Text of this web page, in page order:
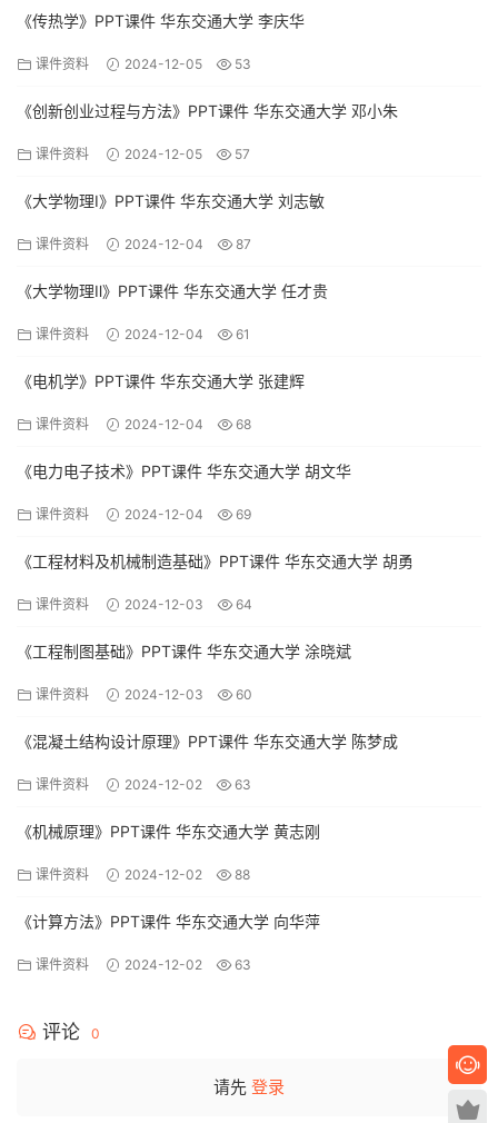
《传热学》PPT课件 华东交通大学 李庆华
课件资料 2024-12-05 53
《创新创业过程与方法》PPT课件 华东交通大学 邓小朱
课件资料 2024-12-05 57
《大学物理Ⅰ》PPT课件 华东交通大学 刘志敏
课件资料 2024-12-04 87
《大学物理Ⅱ》PPT课件 华东交通大学 任才贵
课件资料 2024-12-04 61
《电机学》PPT课件 华东交通大学 张建辉
课件资料 2024-12-04 68
《电力电子技术》PPT课件 华东交通大学 胡文华
课件资料 2024-12-04 69
《工程材料及机械制造基础》PPT课件 华东交通大学 胡勇
课件资料 2024-12-03 64
《工程制图基础》PPT课件 华东交通大学 涂晓斌
课件资料 2024-12-03 60
《混凝土结构设计原理》PPT课件 华东交通大学 陈梦成
课件资料 2024-12-02 63
《机械原理》PPT课件 华东交通大学 黄志刚
课件资料 2024-12-02 88
《计算方法》PPT课件 华东交通大学 向华萍
课件资料 2024-12-02 63
评论 0
请先 登录